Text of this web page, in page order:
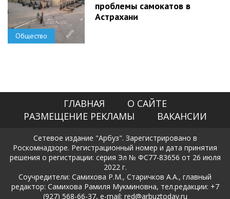
Общество
проблемы самокатов в
Астрахани
ГЛАВНАЯ
О САЙТЕ
РАЗМЕЩЕНИЕ РЕКЛАМЫ
ВАКАНСИИ
Сетевое издание "Арбуз". Зарегистрировано в
Роскомнадзоре. Регистрационный номер и дата принятия
решения о регистрации: серия Эл № ФС77-83656 от 26 июля
2022 г.
Соучредители: Самихова Р.М., Старичков А.А., главный
редактор: Самихова Рамиля Мукминовна, тел.редакции: +7
(927) 568-66-37, e-mail: red@arbuztoday.ru